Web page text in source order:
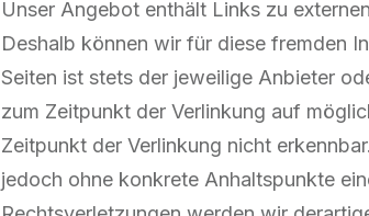
Unser Angebot enthält Links zu
Deshalb können wir für diese fremden
Seiten ist stets der jeweilige Anbieter
zum Zeitpunkt der Verlinkung auf
Zeitpunkt der Verlinkung nicht
jedoch ohne konkrete Anhaltspunkte